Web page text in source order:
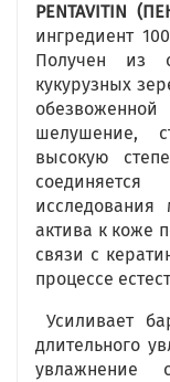
PENTAVITIN
ингредиент
Получен из
кукурузных
шелушение,
высокую
исследования
актива к коже
связи с
процессе
Усиливает
длительного
увлажнение